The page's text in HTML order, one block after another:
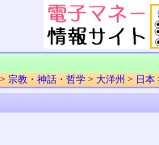
> 宗教・神話・哲学 > 大洋州 > 日本